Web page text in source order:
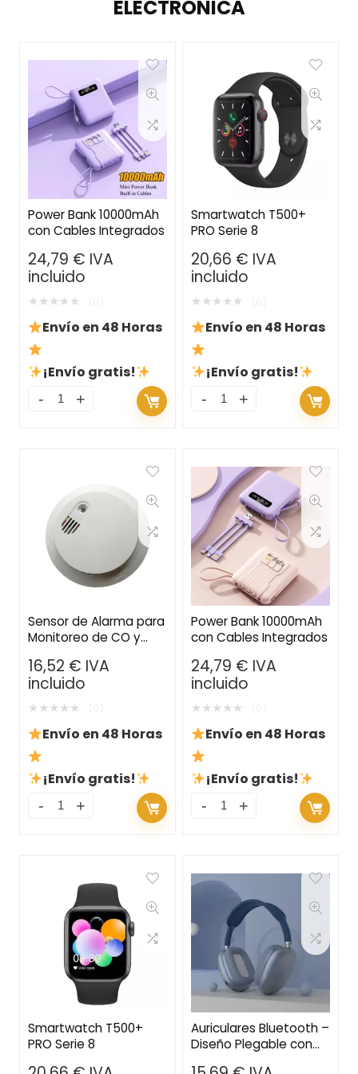
ELECTRÓNICA
Power Bank 10000mAh
con Cables Integrados
24,79 € IVA
incluido
★★★★★
Envío en 48 Horas
¡Envío gratis!
Smartwatch T500+
PRO Serie 8
20,66 € IVA
incluido
★★★★★
Envío en 48 Horas
¡Envío gratis!
Sensor de Alarma para
Monitoreo de CO y
Seguridad para el
Hogar con Conexión
Wi-Fi
16,52 € IVA
incluido
★★★★★
Envío en 48 Horas
¡Envío gratis!
Power Bank 10000mAh
con Cables Integrados
24,79 € IVA
incluido
★★★★★
Envío en 48 Horas
¡Envío gratis!
Smartwatch T500+
PRO Serie 8
Auriculares Bluetooth –
Diseño Plegable con